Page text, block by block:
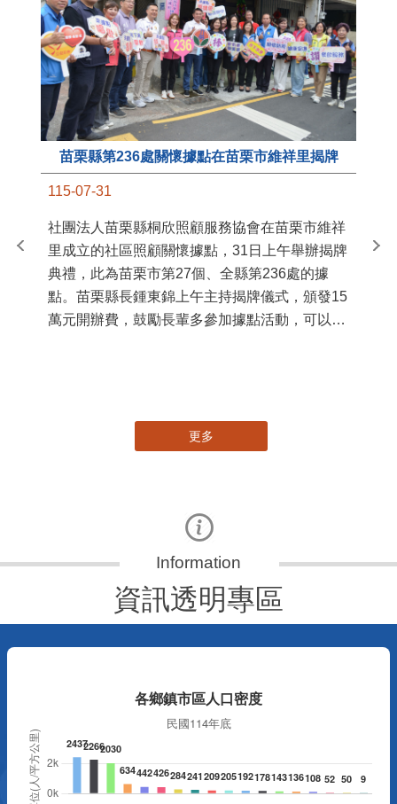
苗栗縣第236處關懷據點在苗栗市維祥里揭牌
115-07-31
社團法人苗栗縣桐欣照顧服務協會在苗栗市維祥
里成立的社區照顧關懷據點，31日上午舉辦揭牌
典禮，此為苗栗市第27個、全縣第236處的據
點。苗栗縣長鍾東錦上午主持揭牌儀式，頒發15
萬元開辦費，鼓勵長輩多參加據點活動，可以更
苗
更多
資訊透明專區